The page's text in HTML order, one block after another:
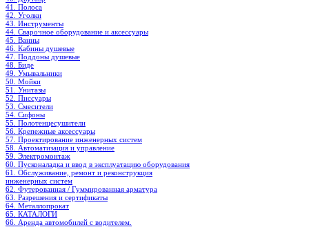
41. Полоса
42. Уголки
43. Инструменты
44. Сварочное оборудование и аксессуары
45. Ванны
46. Кабины душевые
47. Поддоны душевые
48. Биде
49. Умывальники
50. Мойки
51. Унитазы
52. Писсуары
53. Смесители
54. Сифоны
55. Полотенцесушители
56. Крепежные аксессуары
57. Проектирование инженерных систем
58. Автоматизация и управление
59. Электромонтаж
60. Пусконаладка и ввод в эксплуатацию оборудования
61. Обслуживание, ремонт и реконструкция
инженерных систем
62. Футерованная / Гуммированная арматура
63. Разрешения и сертификаты
64. Металлопрокат
65. КАТАЛОГИ
66. Аренда автомобилей с водителем.